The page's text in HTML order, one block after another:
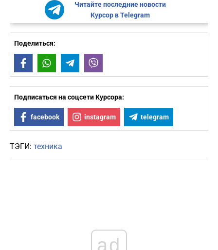
Читайте последние новости
Курсор в Telegram
Поделиться:
FacebookWhatsAppTelegram
Подписаться на соцсети Курсора:
facebook instagram telegram
ТЭГИ: техника
ad